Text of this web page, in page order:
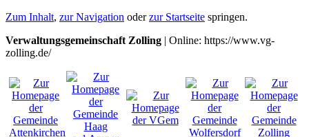
Zum Inhalt, zur Navigation oderzur Startseite springen.
Verwaltungsgemeinschaft Zolling | Online: https://www.vg-
zolling.de/